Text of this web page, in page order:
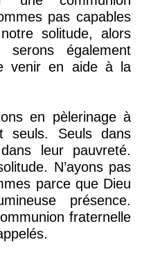
pas capables
solitude, alors
également
venir en aide à la
en pèlerinage à
seuls. Seuls dans
leur pauvreté.
N’ayons pas
parce que Dieu
présence.
fraternelle